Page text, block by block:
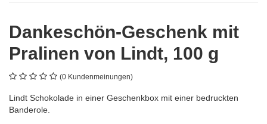
Dankeschön-Geschenk mit
Pralinen von Lindt, 100 g
(0 Kundenmeinungen)
Lindt Schokolade in einer Geschenkbox mit einer bedruckten
Banderole.